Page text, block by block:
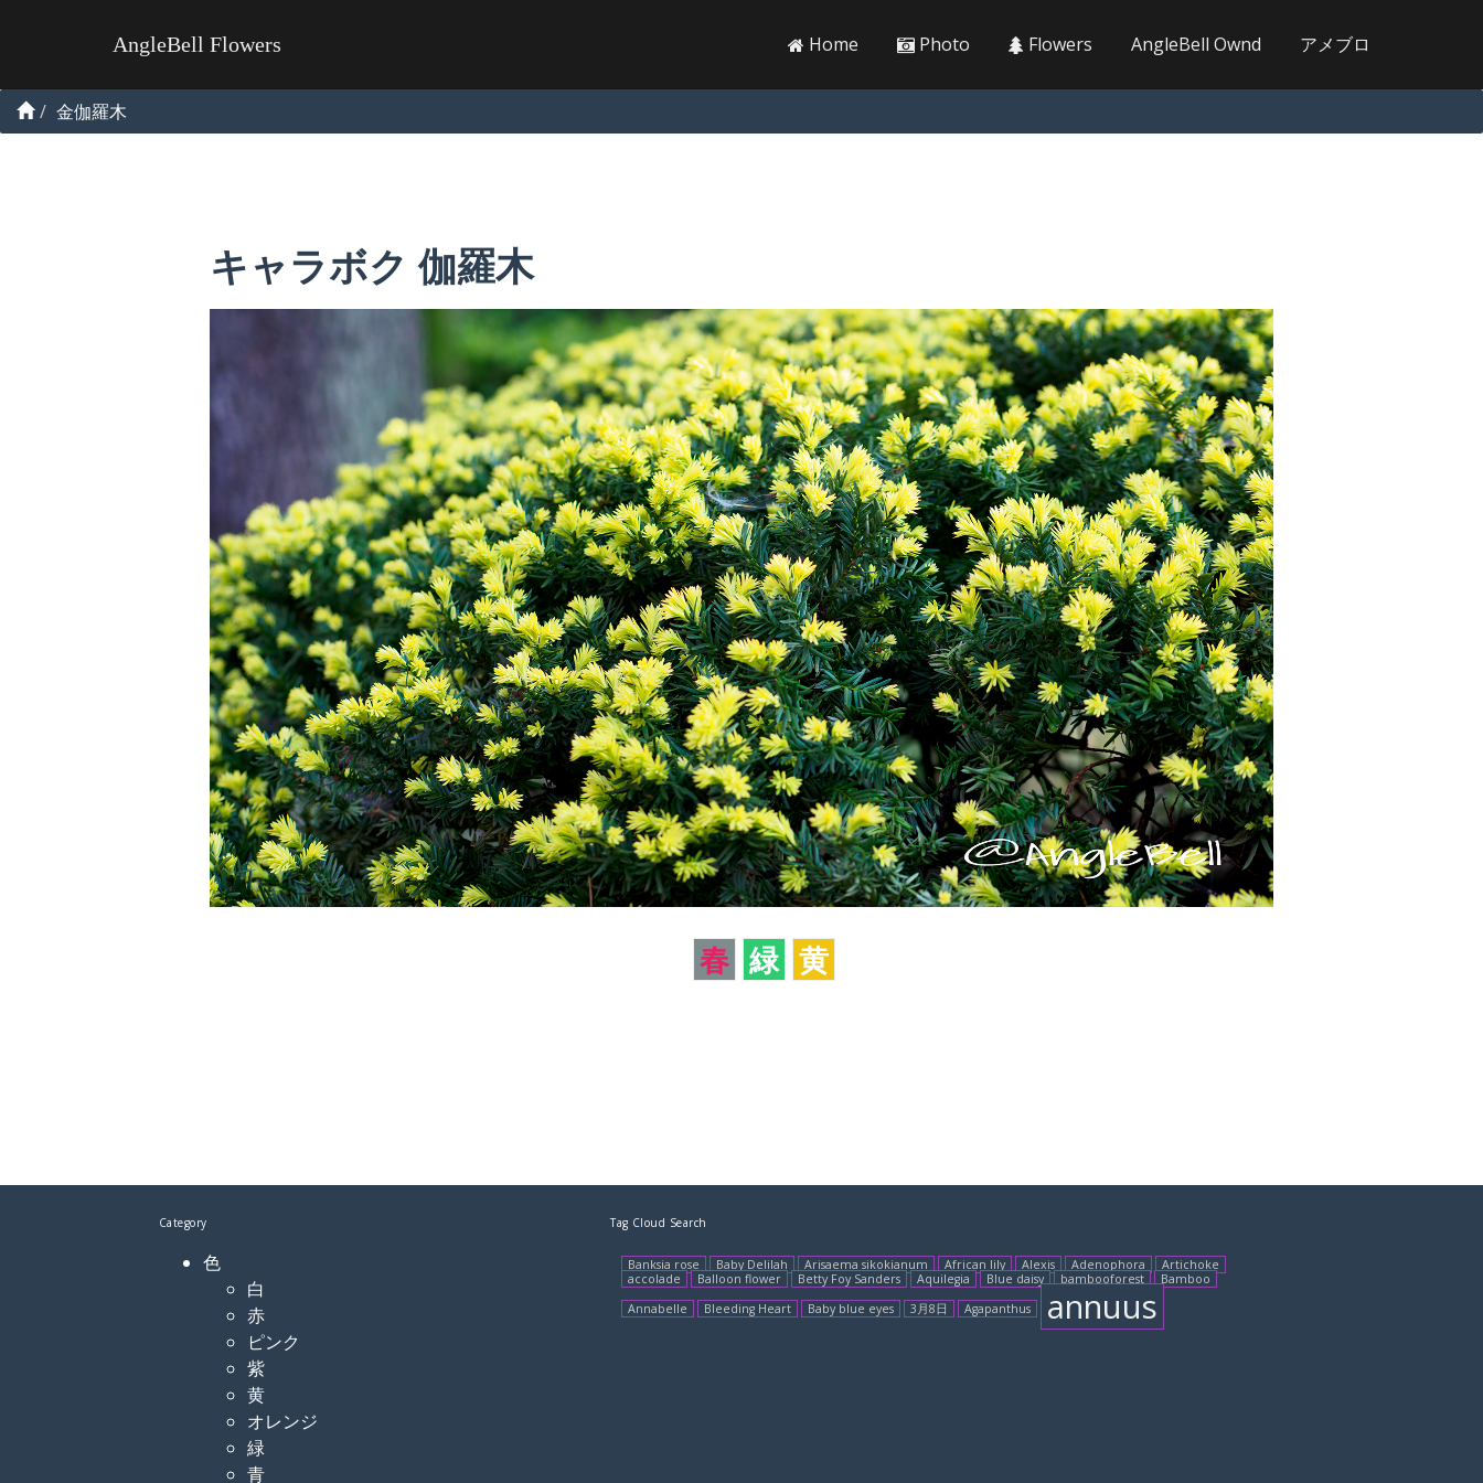
AngleBell Flowers Home Photo Flowers AngleBell Ownd アメブロ
金伽羅木
キャラボク 伽羅木
春 緑 黄
Category
色
白
赤
ピンク
紫
黄
オレンジ
緑
青
Tag Cloud Search
Banksia rose Baby Delilah Arisaema sikokianum African lily Alexis Adenophora
Artichoke
accolade
Balloon flower Betty Foy Sanders Aquilegia Blue daisy bambooforest
Bamboo
Annabelle
Bleeding Heart Baby blue eyes 3月8日 Agapanthus annuus